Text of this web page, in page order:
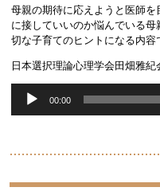
母親の期待に応えようと医師
に接していいのか悩んでいる
切な子育てのヒントになる内容
日本選択理論心理学会田畑雅
ー
ー
00:00